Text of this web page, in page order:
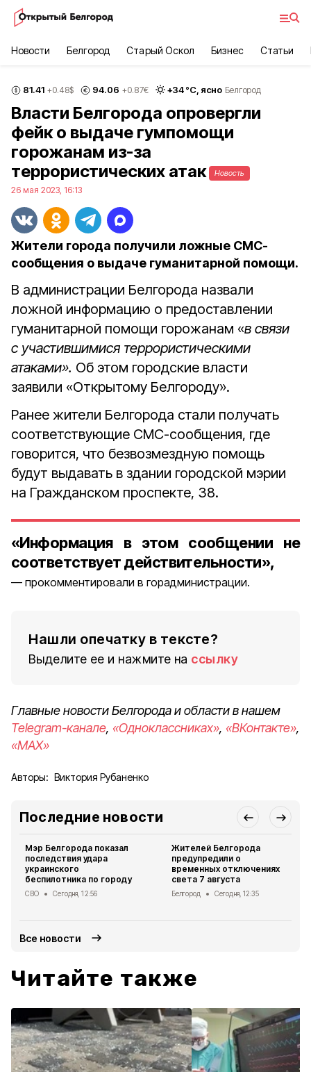
Новости Белгород Старый Оскол Бизнес Статьи
81.41 +0.48$ 94.06 +0.87€ +34°С, ясно Белгород
Власти Белгорода опровергли
фейк о выдаче гумпомощи
горожанам из-за
террористических атак
Новость
26 мая 2023, 16:13
Жители города получили ложные СМС-
сообщения о выдаче гуманитарной помощи.
В администрации Белгорода назвали
ложной информацию о предоставлении
гуманитарной помощи горожанам «в связи
с участившимися террористическими
атаками». Об этом городские власти
заявили «Открытому Белгороду».
Ранее жители Белгорода стали получать
соответствующие СМС-сообщения, где
говорится, что безвозмездную помощь
будут выдавать в здании городской мэрии
на Гражданском проспекте, 38.
«Информация в этом сообщении не
соответствует действительности»,
прокомментировали в горадминистрации.
Нашли опечатку в тексте?
Выделите ее и нажмите на ссылку
Главные новости Белгорода и области в нашем
Telegram-канале, «Одноклассниках», «ВКонтакте»,
«MAX»
Авторы: Виктория Рубаненко
Последние новости
Мэр Белгорода показал
последствия удара
украинского
беспилотника по городу
СВО Сегодня, 12:56
Жителей Белгорода
предупредили о
временных отключениях
света 7 августа
Белгород Сегодня, 12:35
Все новости
Читайте также